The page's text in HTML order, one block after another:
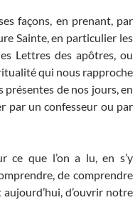
façons, en prenant, par
Sainte, en particulier les
Lettres des apôtres, ou
qui nous rapproche
présentes de nos jours, en
par un confesseur ou par
ce que l’on a lu, en s’y
de comprendre
d’ouvrir notre